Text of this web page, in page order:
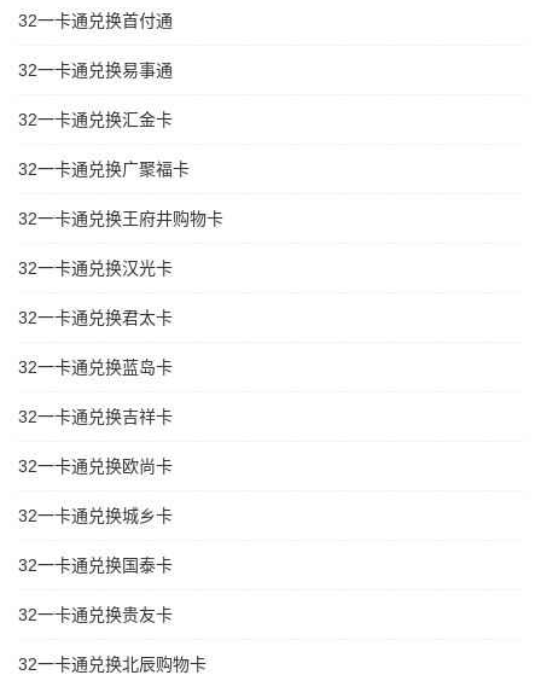
32一卡通兑换首付通
32一卡通兑换易事通
32一卡通兑换汇金卡
32一卡通兑换广聚福卡
32一卡通兑换王府井购物卡
32一卡通兑换汉光卡
32一卡通兑换君太卡
32一卡通兑换蓝岛卡
32一卡通兑换吉祥卡
32一卡通兑换欧尚卡
32一卡通兑换城乡卡
32一卡通兑换国泰卡
32一卡通兑换贵友卡
32一卡通兑换北辰购物卡